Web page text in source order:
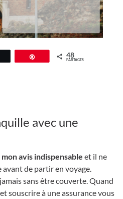
Épingle 48
PARTAGES
avec une
mon avis indispensable et il ne
de partir en voyage.
sans être couverte. Quand
souscrire à une assurance vous